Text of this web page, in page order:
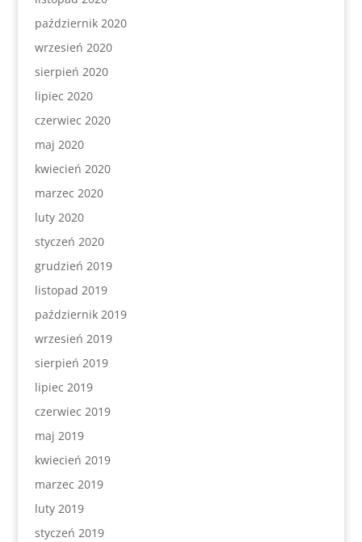
październik 2020
wrzesień 2020
sierpień 2020
lipiec 2020
czerwiec 2020
maj 2020
kwiecień 2020
marzec 2020
luty 2020
styczeń 2020
grudzień 2019
listopad 2019
październik 2019
wrzesień 2019
sierpień 2019
lipiec 2019
czerwiec 2019
maj 2019
kwiecień 2019
marzec 2019
luty 2019
styczeń 2019